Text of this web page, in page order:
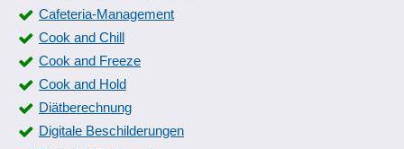
Cafeteria-Management
Cook and Chill
Cook and Freeze
Cook and Hold
Diätberechnung
Digitale Beschilderungen